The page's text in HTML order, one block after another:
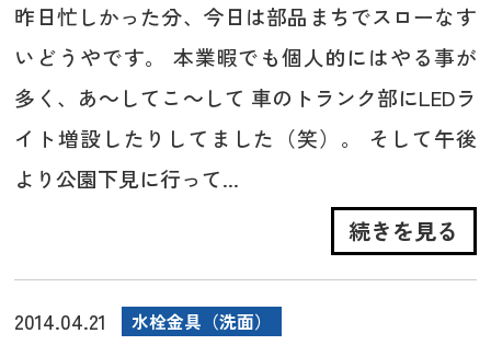
昨日忙しかった分、今日は部品まちでスローなす
いどうやです。 本業暇でも個人的にはやる事が
多く、あ～してこ～して 車のトランク部にLEDラ
イト増設したりしてました（笑）。 そして午後
より公園下見に行って...
続きを見る
2014.04.21 水栓金具（洗面）